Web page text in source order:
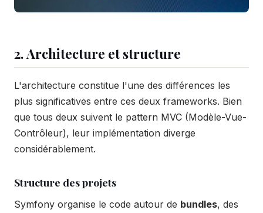
2. Architecture et structure
L'architecture constitue l'une des différences les
plus significatives entre ces deux frameworks. Bien
que tous deux suivent le pattern MVC (Modèle-Vue-
Contrôleur), leur implémentation diverge
considérablement.
Structure des projets
Symfony organise le code autour de bundles, des